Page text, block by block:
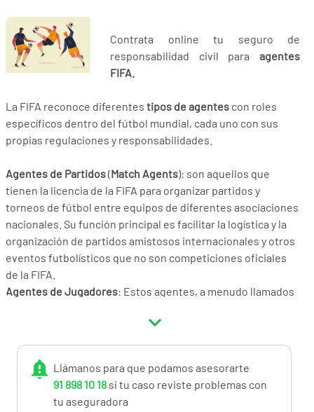
Contrata online tu seguro de
responsabilidad civil para agentes
FIFA.
La FIFA reconoce diferentes tipos de agentes con roles
específicos dentro del fútbol mundial, cada uno con sus
propias regulaciones y responsabilidades.
Agentes de Partidos(Match Agents): son aquellos que
tienen la licencia de la FIFA para organizar partidos y
torneos de fútbol entre equipos de diferentes asociaciones
nacionales. Su función principal es facilitar la logística y la
organización de partidos amistosos internacionales y otros
eventos futbolísticos que no son competiciones oficiales
de la FIFA.
Agentes de Jugadores: Estos agentes, a menudo llamados
representar los intereses de los jugadores y entrenadores.
oportunidades de traspaso, y en general, asesorar en la
carrera profesional de sus clientes. La regulación de los
agentes de jugadores ha evolucionado con el tiempo, y la
FIFA ha implementado diversas normativas para regular su
Llámanos para que podamos asesorarte
91 898 10 18 si tu caso reviste problemas con
tu aseguradora